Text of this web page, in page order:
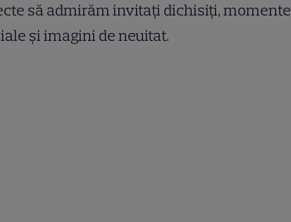
să admirăm invitați dichisiți, momente
și imagini de neuitat.